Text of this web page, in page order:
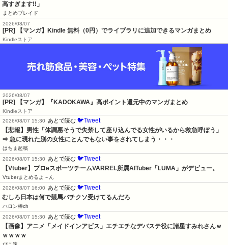
高すぎます!!」
まとめブレイド
2026/08/07
[PR] 【マンガ】Kindle 無料（0円）でライブラリに追加できるマンガまとめ
Kindleストア
2026/08/07
[PR] 【マンガ】『KADOKAWA』高ポイント還元中のマンガまとめ
Kindleストア
2026/08/07 15:30
あとで読む 🐦Tweet
【悲報】男性「体調悪そうで失禁して座り込んでる女性がいるから救急呼ぼう」
⇒ 急に現れた別の女性にとんでもない事をされてしまう・・・
はちま起稿
2026/08/07 15:30
あとで読む 🐦Tweet
【Vtuber】プロeスポーツチームVARREL所属AITuber「LUMA」がデビュー。
Vtuberまとめるよ～ん
2026/08/07 16:00
あとで読む 🐦Tweet
むしろ日本は何で競馬バチクソ受けてるんだろ
ハロン棒ch
2026/08/07 15:30
あとで読む 🐦Tweet
【画像】アニメ「メイドインアビス」エチエチなデバステ役に諸星すみれさんｗ
ｗｗｗｗ